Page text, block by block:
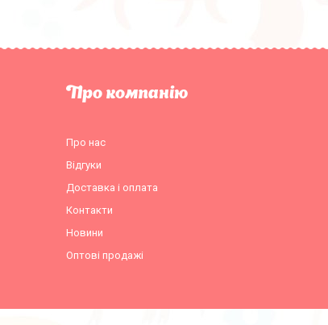
Про компанію
Про нас
Відгуки
Доставка і оплата
Контакти
Новини
Оптові продажі